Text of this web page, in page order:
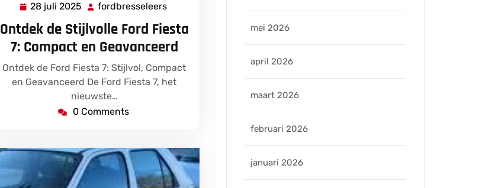
28 juli 2025 28
juli
2025
fordbresseleers
Ontdek de Stijlvolle Ford Fiesta
7: Compact en Geavanceerd
Ontdek de Ford Fiesta 7: Stijlvol, Compact
en Geavanceerd De Ford Fiesta 7, het
nieuwste…
0 Comments
mei 2026
april 2026
maart 2026
februari 2026
januari 2026